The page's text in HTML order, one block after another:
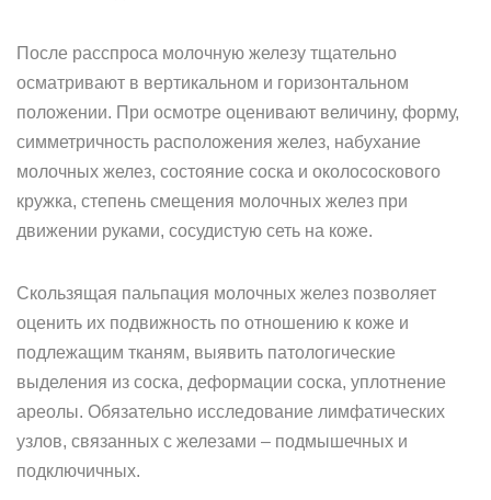
После расспроса молочную железу тщательно
осматривают в вертикальном и горизонтальном
положении. При осмотре оценивают величину, форму,
симметричность расположения желез, набухание
молочных желез, состояние соска и околососкового
кружка, степень смещения молочных желез при
движении руками, сосудистую сеть на коже.
Скользящая пальпация молочных желез позволяет
оценить их подвижность по отношению к коже и
подлежащим тканям, выявить патологические
выделения из соска, деформации соска, уплотнение
ареолы. Обязательно исследование лимфатических
узлов, связанных с железами – подмышечных и
подключичных.